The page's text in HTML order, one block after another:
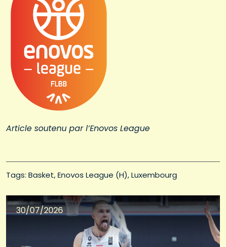
Article soutenu par l’Enovos League
Tags: Basket Enovos League (H) Luxembourg
30/07/2026